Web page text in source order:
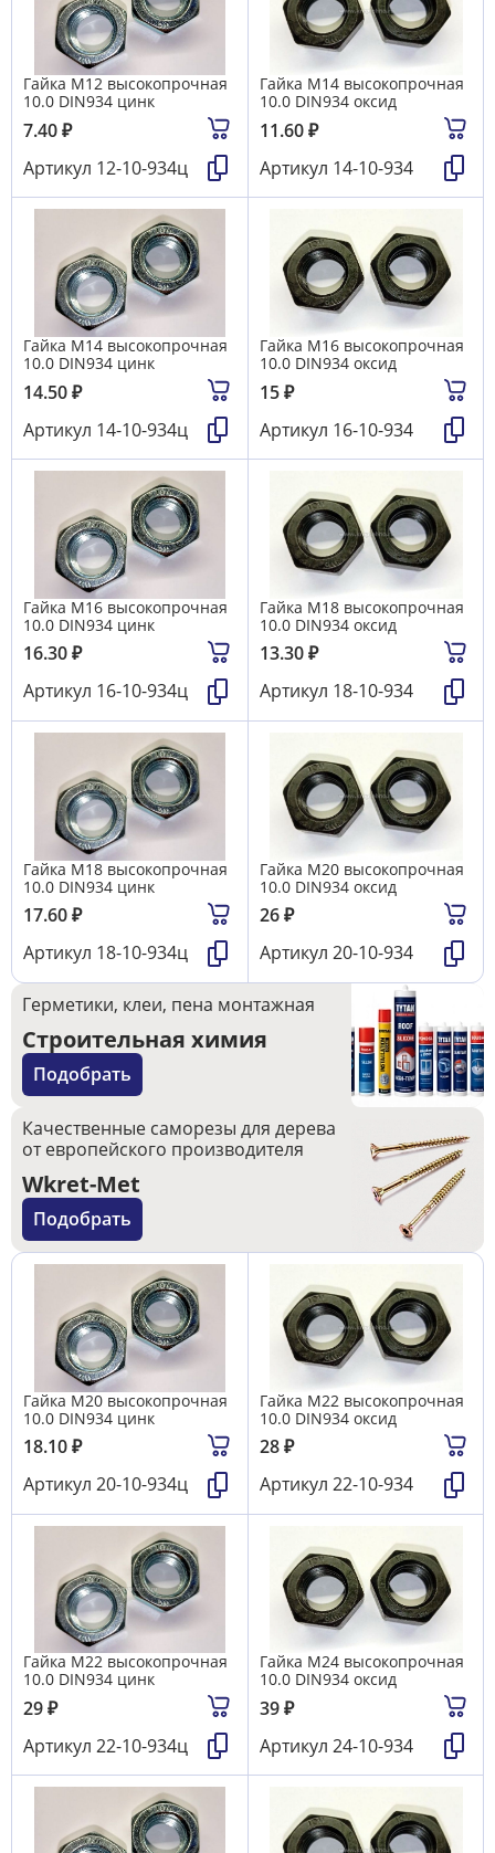
Гайка М12 высокопрочная
10.0 DIN934 цинк
7.40₽
Артикул 12-10-934ц
Гайка М14 высокопрочная
10.0 DIN934 оксид
11.60₽
Артикул 14-10-934
Гайка М14 высокопрочная
10.0 DIN934 цинк
14.50₽
Артикул 14-10-934ц
Гайка М16 высокопрочная
10.0 DIN934 оксид
15₽
Артикул 16-10-934
Гайка М16 высокопрочная
10.0 DIN934 цинк
16.30₽
Артикул 16-10-934ц
Гайка М18 высокопрочная
10.0 DIN934 оксид
13.30₽
Артикул 18-10-934
Гайка М18 высокопрочная
10.0 DIN934 цинк
17.60₽
Артикул 18-10-934ц
Гайка М20 высокопрочная
10.0 DIN934 оксид
26₽
Артикул 20-10-934
Герметики, клеи, пена монтажная
Строительная химия
Подобрать
Качественные саморезы для дерева
от европейского производителя
Wkret-Met
Подобрать
Гайка М20 высокопрочная
10.0 DIN934 цинк
18.10₽
Артикул 20-10-934ц
Гайка М22 высокопрочная
10.0 DIN934 оксид
28₽
Артикул 22-10-934
Гайка М22 высокопрочная
10.0 DIN934 цинк
29₽
Артикул 22-10-934ц
Гайка М24 высокопрочная
10.0 DIN934 оксид
39₽
Артикул 24-10-934